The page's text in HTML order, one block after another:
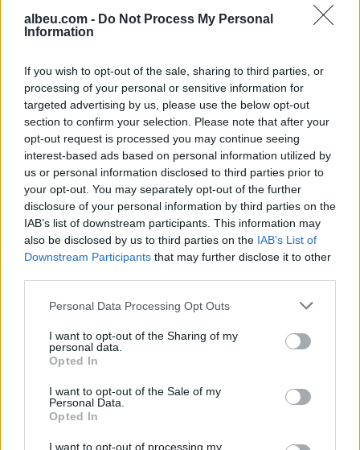
albeu.com - Do Not Process My Personal
Information
If you wish to opt-out of the sale, sharing to third parties, or
processing of your personal or sensitive information for
targeted advertising by us, please use the below opt-out
section to confirm your selection. Please note that after your
opt-out request is processed you may continue seeing
interest-based ads based on personal information utilized by
us or personal information disclosed to third parties prior to
your opt-out. You may separately opt-out of the further
disclosure of your personal information by third parties on the
IAB’s list of downstream participants. This information may
also be disclosed by us to third parties on the IAB’s List of
Downstream Participants that may further disclose it to other
Personal Data Processing Opt Outs
I want to opt-out of the Sharing of my
personal data.
Opted In
I want to opt-out of the Sale of my
Personal Data.
Opted In
I want to opt-out of processing my
të ngushtë ish-avokatin e
Trumpit si Prokuror të
Përgjithshëm të SHBA-së
Esim for Global|Esim for Europe|
Esim for Caribbean